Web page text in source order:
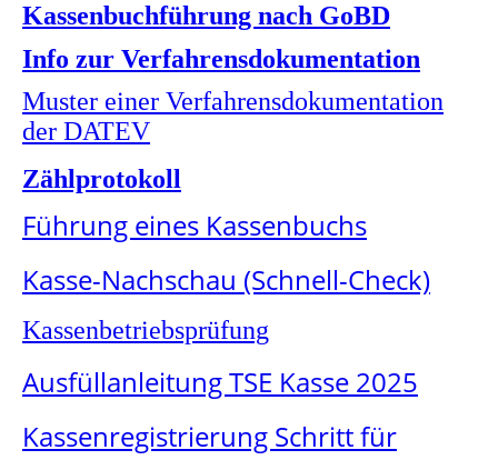
Kassenbuchführung nach GoBD
Info zur Verfahrensdokumentation
Muster einer Verfahrensdokumentation
der DATEV
Zählprotokoll
Führung eines Kassenbuchs
Kasse-Nachschau (Schnell-Check)
Kassenbetriebsprüfung
Ausfüllanleitung TSE Kasse 2025
Kassenregistrierung Schritt für